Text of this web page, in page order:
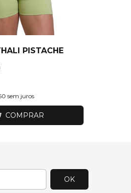
PISTACHE
sem juros
COMPRAR